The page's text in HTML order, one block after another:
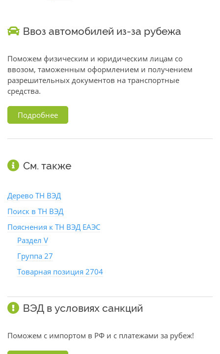
Ввоз автомобилей из-за рубежа
Поможем физическим и юридическим лицам со
ввозом, таможенным оформлением и получением
разрешительных документов на транспортные
средства.
Подробнее
См. также
Дерево ТН ВЭД
Поиск в ТН ВЭД
Пояснения к ТН ВЭД ЕАЭС
Раздел V
Группа 27
Товарная позиция 2704
ВЭД в условиях санкций
Поможем с импортом в РФ и с платежами за рубеж!